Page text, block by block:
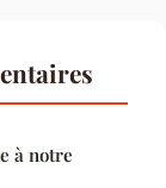
à notre